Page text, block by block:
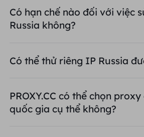
Có hạn chế nào đối với việc
Russia không?
Có thể thử riêng IP Russia
PROXY.CC có thể chọn
quốc gia cụ thể không?